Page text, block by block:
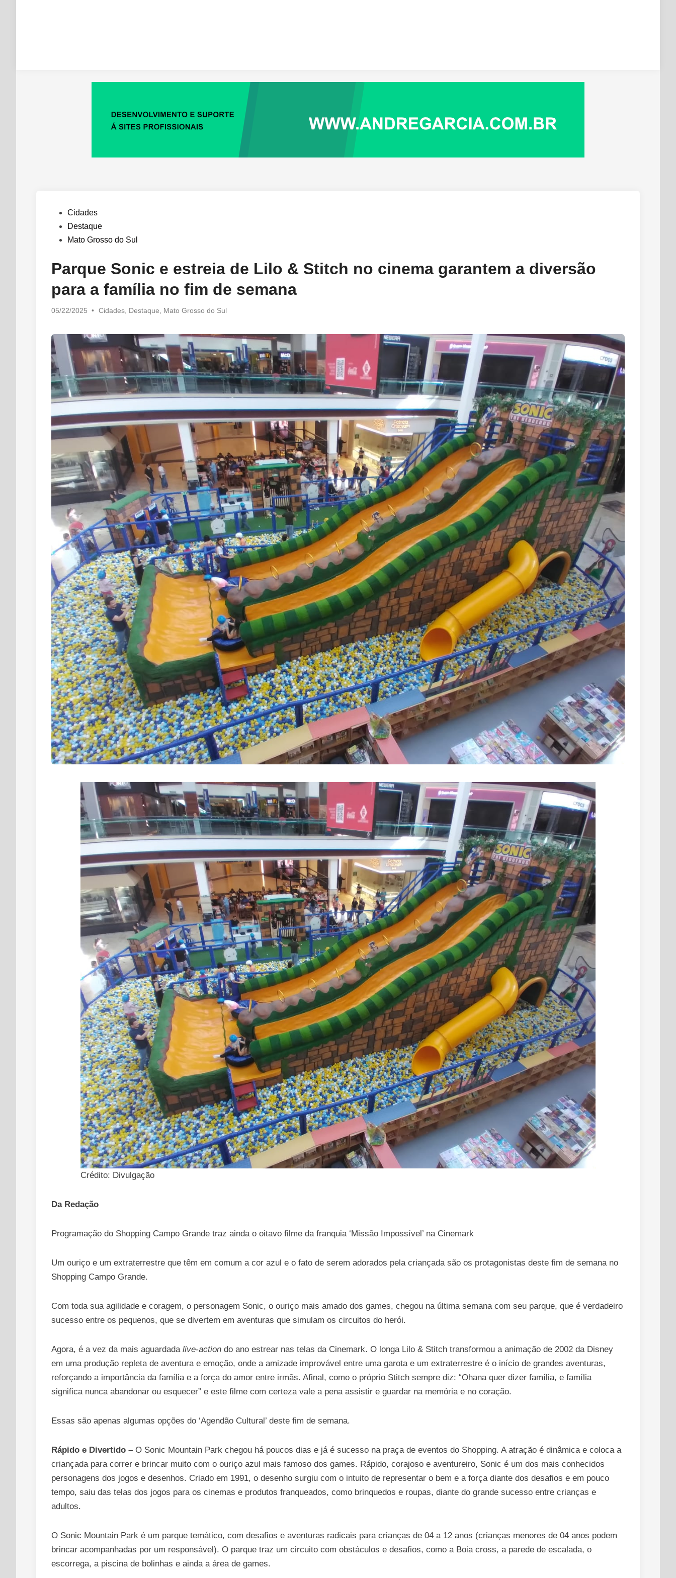
PostedCidades
Destaque
Mato Grosso do Sul
Parque Sonic e estreia de Lilo & Stitch no cinema garantem a diversão
para a família no fim de semana
05/22/2025 • Posted
Cidades, Destaque Mato Grosso do Sul
Crédito: Divulgação
Da Redação
Programação do Shopping Campo Grande traz ainda o oitavo filme da franquia ‘Missão Impossível’ na Cinemark
Um ouriço e um extraterrestre que têm em comum a cor azul e o fato de serem adorados pela criançada são os protagonistas deste fim de semana no
Shopping Campo Grande.
Com toda sua agilidade e coragem, o personagem Sonic, o ouriço mais amado dos games, chegou na última semana com seu parque, que é verdadeiro
sucesso entre os pequenos, que se divertem em aventuras que simulam os circuitos do herói.
Agora, é a vez da mais aguardada live-action do ano estrear nas telas da Cinemark. O longa Lilo & Stitch transformou a animação de 2002 da Disney
em uma produção repleta de aventura e emoção, onde a amizade improvável entre uma garota e um extraterrestre é o início de grandes aventuras,
reforçando a importância da família e a força do amor entre irmãs. Afinal, como o próprio Stitch sempre diz: “Ohana quer dizer família, e família
significa nunca abandonar ou esquecer” e este filme com certeza vale a pena assistir e guardar na memória e no coração.
Essas são apenas algumas opções do ‘Agendão Cultural’ deste fim de semana.
Rápido e Divertido – O Sonic Mountain Park chegou há poucos dias e já é sucesso na praça de eventos do Shopping. A atração é dinâmica e coloca a
criançada para correr e brincar muito com o ouriço azul mais famoso dos games. Rápido, corajoso e aventureiro, Sonic é um dos mais conhecidos
personagens dos jogos e desenhos. Criado em 1991, o desenho surgiu com o intuito de representar o bem e a força diante dos desafios e em pouco
tempo, saiu das telas dos jogos para os cinemas e produtos franqueados, como brinquedos e roupas, diante do grande sucesso entre crianças e
adultos.
O Sonic Mountain Park é um parque temático, com desafios e aventuras radicais para crianças de 04 a 12 anos (crianças menores de 04 anos podem
brincar acompanhadas por um responsável). O parque traz um circuito com obstáculos e desafios, como a Boia cross, a parede de escalada, o
escorrega, a piscina de bolinhas e ainda a área de games.